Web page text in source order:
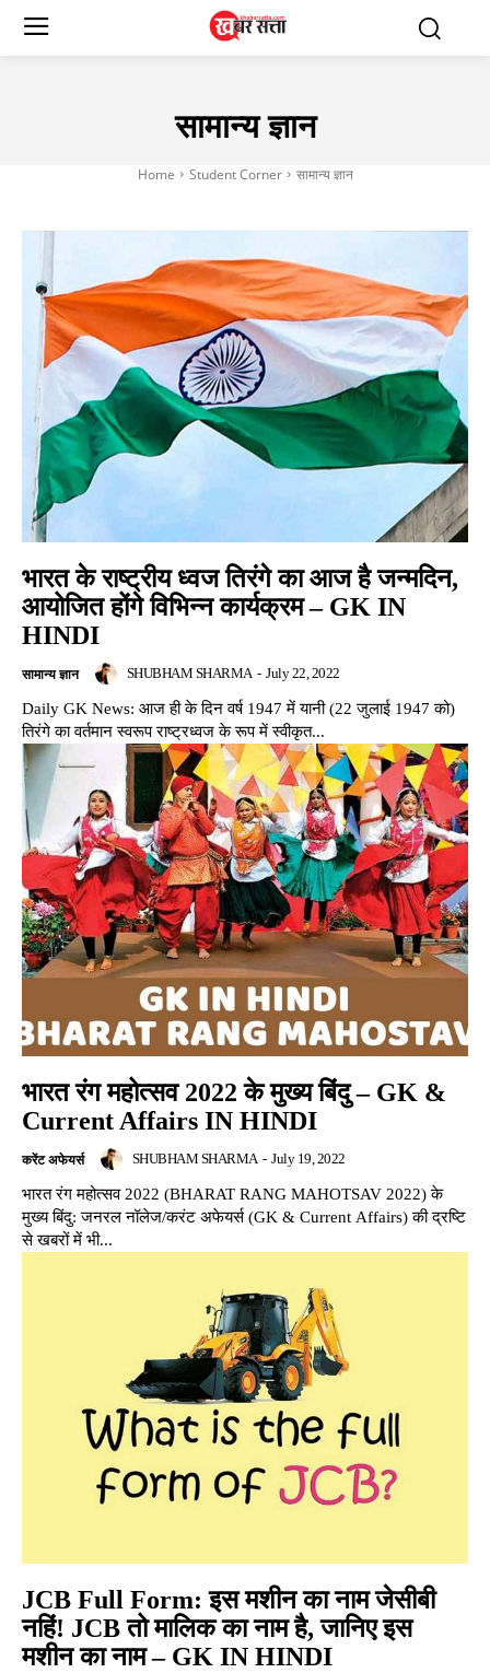
सामान्य ज्ञान
Home Student Corner सामान्य ज्ञान
भारत के राष्ट्रीय ध्वज तिरंगे का आज है जन्मदिन,
आयोजित होंगे विभिन्न कार्यक्रम – GK IN
HINDI
सामान्य ज्ञान SHUBHAM SHARMA - July 22, 2022
Daily GK News: आज ही के दिन वर्ष 1947 में यानी (22 जुलाई 1947 को)
तिरंगे का वर्तमान स्वरूप राष्ट्रध्वज के रूप में स्वीकृत...
भारत रंग महोत्सव 2022 के मुख्य बिंदु – GK &
Current Affairs IN HINDI
करेंट अफेयर्स SHUBHAM SHARMA - July 19, 2022
भारत रंग महोत्सव 2022 (BHARAT RANG MAHOTSAV 2022) के
मुख्य बिंदु: जनरल नॉलेज/करंट अफेयर्स (GK & Current Affairs) की द्रष्टि
से खबरों में भी...
JCB Full Form: इस मशीन का नाम जेसीबी
नहिं! JCB तो मालिक का नाम है, जानिए इस
मशीन का नाम – GK IN HINDI